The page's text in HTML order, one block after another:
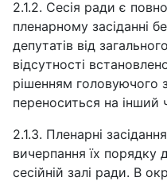
2.1.2. Сесія ради є
пленарному засіданні
депутатів від
відсутності
рішенням головуючого
переноситься на інший
2.1.3. Пленарні
вичерпання їх порядку
сесійній залі ради. В